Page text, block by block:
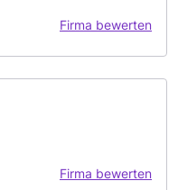
Firma bewerten
Firma bewerten